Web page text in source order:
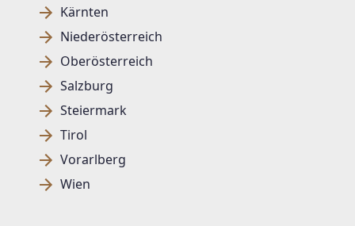
Kärnten
Niederösterreich
Oberösterreich
Salzburg
Steiermark
Tirol
Vorarlberg
Wien